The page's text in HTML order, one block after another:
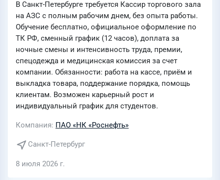
В Санкт-Петербурге требуется Кассир торгового зала
на АЗС с полным рабочим днем, без опыта работы.
Обучение бесплатно, официальное оформление по
ТК РФ, сменный график (12 часов), доплата за
ночные смены и интенсивность труда, премии,
спецодежда и медицинская комиссия за счет
компании. Обязанности: работа на кассе, приём и
выкладка товара, поддержание порядка, помощь
клиентам. Возможен карьерный рост и
индивидуальный график для студентов.
Компания ПАО «НК «Роснефть»
Санкт-Петербург
8 июля 2026 г.